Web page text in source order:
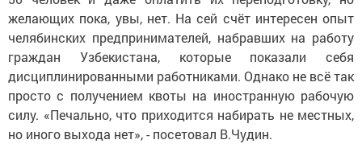
желающих пока, увы, нет. На сей счёт интересен опыт
челябинских предпринимателей, набравших на работу
граждан Узбекистана, которые показали себя
дисциплинированными работниками. Однако не всё так
просто с получением квоты на иностранную рабочую
силу. «Печально, что приходится набирать не местных,
но иного выхода нет», - посетовал В.Чудин.